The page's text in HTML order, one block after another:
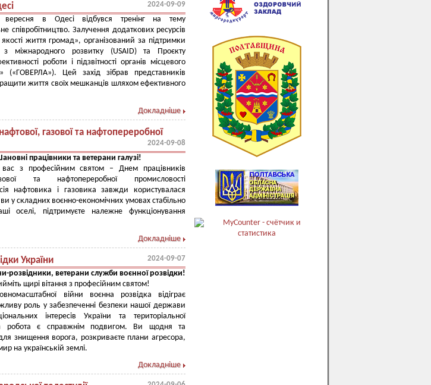
2024-09-09
в Одесі відбувся тренінг на тему
співробітництво. Залучення додаткових ресурсів
життя громад», організований за підтримки
міжнародного розвитку (USAID) та Проєкту
роботи і підзвітності органів місцевого
(«ГОВЕРЛА»). Цей захід зібрав представників
життя своїх мешканців шляхом ефективного
Докладніше
газової та нафтопереробної
2024-09-08
працівники та ветерани галузі!
з професійним святом – Днем працівників
та нафтопереробної промисловості
нафтовика і газовика завжди користувалася
у складних воєнно-економічних умовах стабільно
оселі, підтримуєте належне функціонування
Докладніше
України 2024-09-07
розвідники, ветерани служби воєнної розвідки!
щирі вітання з професійним святом!
війни воєнна розвідка відіграє
роль у забезпеченні безпеки нашої держави
інтересів України та територіальної
робота є справжнім подвигом. Ви щодня та
знищення ворога, розкриваєте плани агресора,
на українській землі.
Докладніше